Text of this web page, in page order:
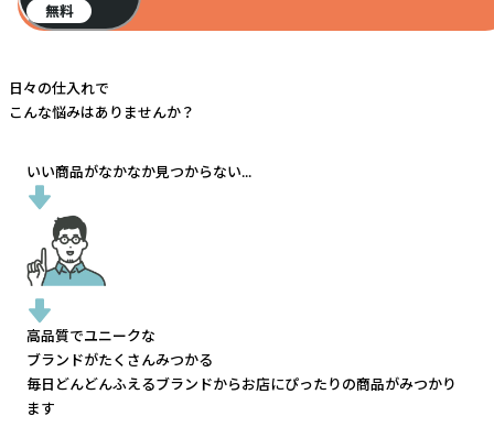
無料
日々の仕入れで
こんな悩みはありませんか？
いい商品がなかなか見つからない...
高品質でユニークな
ブランドがたくさんみつかる
毎日どんどんふえるブランドからお店にぴったりの商品がみつかり
ます